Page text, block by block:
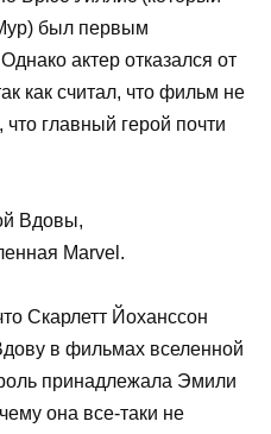
был первым
актер отказался от
как считал, что фильм не
главный герой почти
Вдовы,
Marvel.
Скарлетт Йоханссон
в фильмах вселенной
принадлежала Эмили
она все-таки не